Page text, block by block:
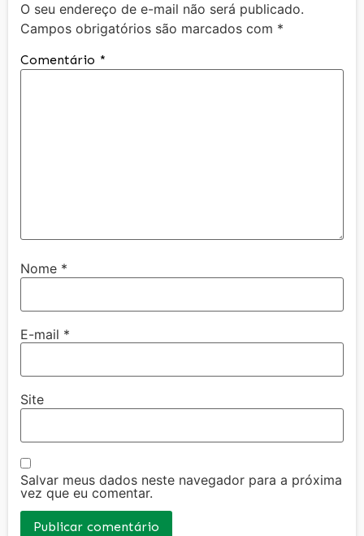
O seu endereço de e-mail não será publicado.
Campos obrigatórios são marcados com *
Comentário *
Nome *
E-mail *
Site
Salvar meus dados neste navegador para a próxima
vez que eu comentar.